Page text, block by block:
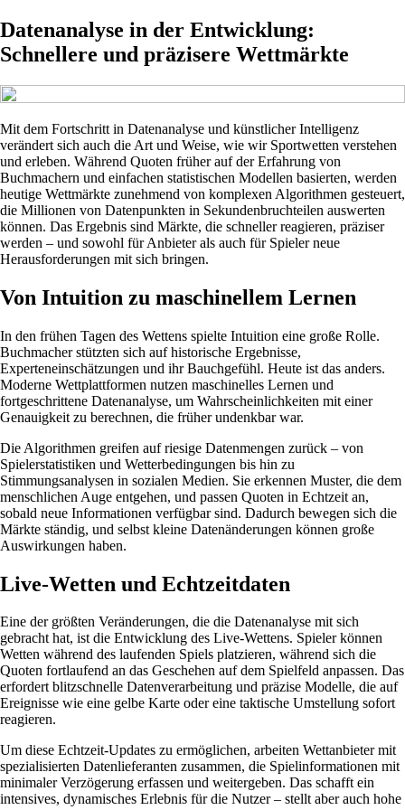
Datenanalyse in der Entwicklung:
Schnellere und präzisere Wettmärkte
Mit dem Fortschritt in Datenanalyse und künstlicher Intelligenz
verändert sich auch die Art und Weise, wie wir Sportwetten verstehen
und erleben. Während Quoten früher auf der Erfahrung von
Buchmachern und einfachen statistischen Modellen basierten, werden
heutige Wettmärkte zunehmend von komplexen Algorithmen gesteuert,
die Millionen von Datenpunkten in Sekundenbruchteilen auswerten
können. Das Ergebnis sind Märkte, die schneller reagieren, präziser
werden – und sowohl für Anbieter als auch für Spieler neue
Herausforderungen mit sich bringen.
Von Intuition zu maschinellem Lernen
In den frühen Tagen des Wettens spielte Intuition eine große Rolle.
Buchmacher stützten sich auf historische Ergebnisse,
Experteneinschätzungen und ihr Bauchgefühl. Heute ist das anders.
Moderne Wettplattformen nutzen maschinelles Lernen und
fortgeschrittene Datenanalyse, um Wahrscheinlichkeiten mit einer
Genauigkeit zu berechnen, die früher undenkbar war.
Die Algorithmen greifen auf riesige Datenmengen zurück – von
Spielerstatistiken und Wetterbedingungen bis hin zu
Stimmungsanalysen in sozialen Medien. Sie erkennen Muster, die dem
menschlichen Auge entgehen, und passen Quoten in Echtzeit an,
sobald neue Informationen verfügbar sind. Dadurch bewegen sich die
Märkte ständig, und selbst kleine Datenänderungen können große
Auswirkungen haben.
Live-Wetten und Echtzeitdaten
Eine der größten Veränderungen, die die Datenanalyse mit sich
gebracht hat, ist die Entwicklung des Live-Wettens. Spieler können
Wetten während des laufenden Spiels platzieren, während sich die
Quoten fortlaufend an das Geschehen auf dem Spielfeld anpassen. Das
erfordert blitzschnelle Datenverarbeitung und präzise Modelle, die auf
Ereignisse wie eine gelbe Karte oder eine taktische Umstellung sofort
reagieren.
Um diese Echtzeit-Updates zu ermöglichen, arbeiten Wettanbieter mit
spezialisierten Datenlieferanten zusammen, die Spielinformationen mit
minimaler Verzögerung erfassen und weitergeben. Das schafft ein
intensives, dynamisches Erlebnis für die Nutzer – stellt aber auch hohe